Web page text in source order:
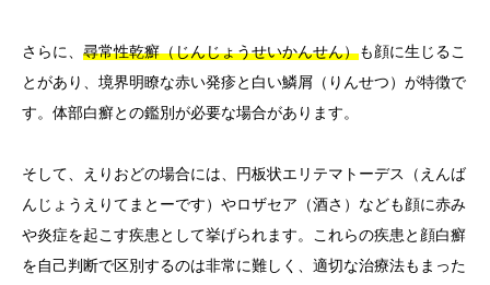
さらに、 尋常性乾癬（じんじょうせいかんせん）も顔に生じるこ
とがあり、境界明瞭な赤い発疹と白い鱗屑（りんせつ）が特徴で
す。体部白癬との鑑別が必要な場合があります。
そして、えりおどの場合には、円板状エリテマトーデス（えんば
んじょうえりてまとーです）やロザセア（酒さ）なども顔に赤み
や炎症を起こす疾患として挙げられます。これらの疾患と顔白癬
を自己判断で区別するのは非常に難しく、適切な治療法もまった